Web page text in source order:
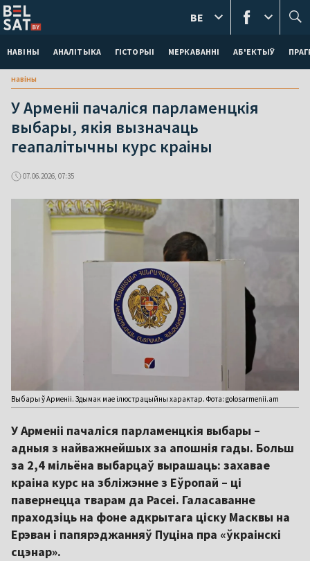
НАВІНЫ АНАЛІТЫКА ГІСТОРЫІ МЕРКАВАННI АБ'ЕКТЫЎ
BE
навіны
У Арменіі пачаліся парламенцкія
выбары, якія вызначаць
геапалітычны курс краіны
07.06.2026, 07:35
Выбары ў Арменіі. Здымак мае ілюстрацыйны характар. Фота: golosarmenii.am
У Арменіі пачаліся парламенцкія выбары –
адныя з найважнейшых за апошнія гады. Больш
за 2,4 мільёна выбарцаў вырашаць: захавае
краіна курс на збліжэнне з Еўропай – ці
павернецца тварам да Расеі. Галасаванне
праходзіць на фоне адкрытага ціску Масквы на
Ерэван і папярэджанняў Пуціна пра «ўкраінскі
сцэнар».